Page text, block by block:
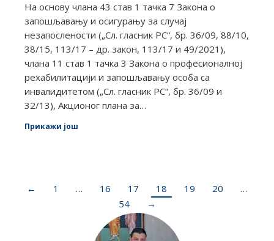
На основу члана 43 став 1 тачка 7 Закона о
запошљавању и осигурању за случај
незапослености („Сл. гласник РС“, бр. 36/09, 88/10,
38/15, 113/17 – др. закон, 113/17 и 49/2021),
члана 11 став 1 тачка 3 Закона о професионалној
рехабилитацији и запошљавању особа са
инвалидитетом („Сл. гласник РС“, бр. 36/09 и
32/13), Акционог плана за…
Прикажи још
← 1 … 16 17 18 19 20
…
54
→